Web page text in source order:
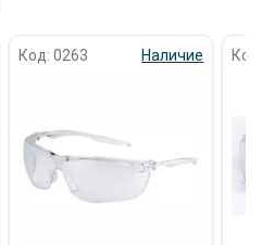
Код: 0263 Наличие